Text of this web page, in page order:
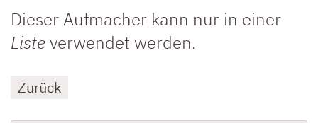
Dieser Aufmacher kann nur in einer
Listeverwendet werden.
Zurück